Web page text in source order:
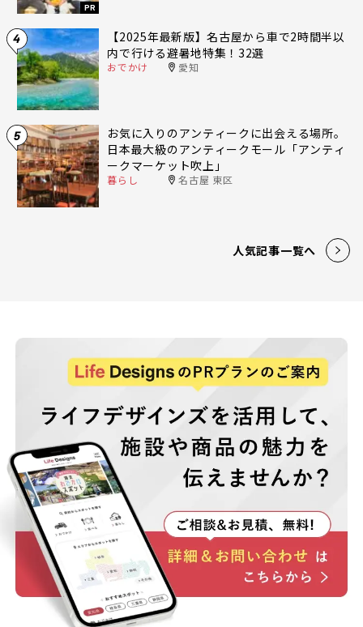
PR
4
【2025年最新版】名古屋から車で2時間半以
内で行ける避暑地特集！32選
おでかけ 愛知
5
お気に入りのアンティークに出会える場所。
日本最大級のアンティークモール「アンティ
ークマーケット吹上」
暮らし 名古屋 東区
人気記事一覧へ